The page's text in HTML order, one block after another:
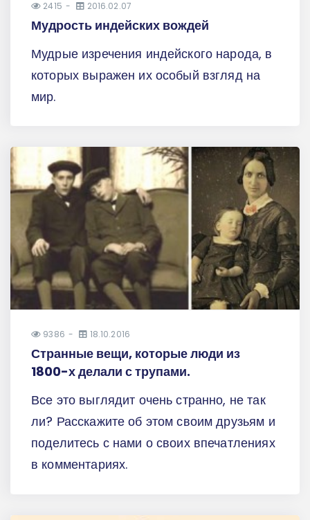
2415 2016.02.07
Мудрость индейских вождей
Мудрые изречения индейского народа, в
которых выражен их особый взгляд на
мир.
9386 18.10.2016
Странные вещи, которые люди из
1800-х делали с трупами.
Все это выглядит очень странно, не так
ли? Расскажите об этом своим друзьям и
поделитесь с нами о своих впечатлениях
в комментариях.